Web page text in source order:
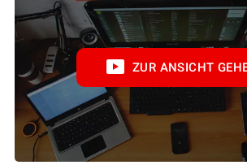
ZUR ANSICHT